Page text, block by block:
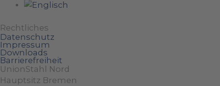
Rechtliches
Datenschutz
Impressum
Downloads
Barrierefreiheit
UnionStahl Nord
Hauptsitz Bremen